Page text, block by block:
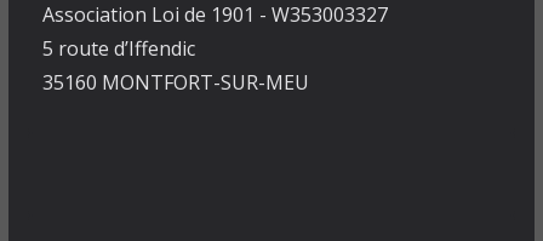
Association Loi de 1901 - W353003327
5 route d’Iffendic
35160 MONTFORT-SUR-MEU